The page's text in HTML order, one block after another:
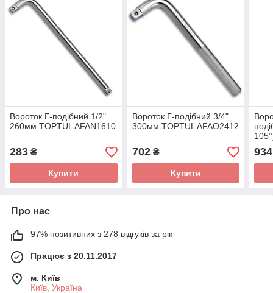
Вороток Г-подібний 1/2"
260мм TOPTUL AFAN1610
283 ₴
Купити
Вороток Г-подібний 3/4"
300мм TOPTUL AFAO2412
702₴
Купити
934
Про нас
97% позитивних з 278 відгуків за рік
Працює з 20.11.2017
м. Київ
Київ, Україна